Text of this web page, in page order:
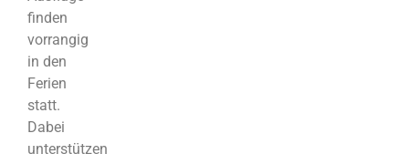
finden
vorrangig
in den
Ferien
statt.
Dabei
unterstützen